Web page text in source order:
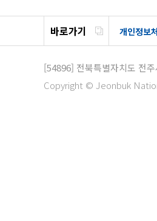
바로가기 개인정보
[54896] 전북특별자치도 전
Copyright © Jeonbuk